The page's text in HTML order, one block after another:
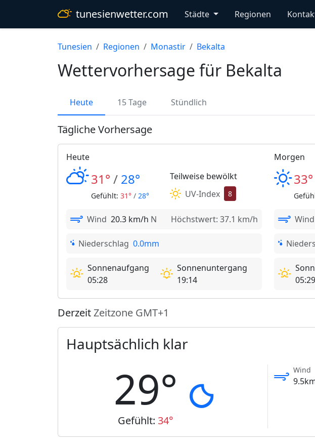
tunesienwetter.com Städte Regionen
Tunesien Regionen Monastir Bekalta
Wettervorhersage für Bekalta
Heute 15 Tage Stündlich
Tägliche Vorhersage
Heute
31° / 28°
Gefühlt: 31° / 28°
Teilweise bewölkt
UV-Index
8
Wind 20.3 km/h N Höchstwert: 37.1 km/h
Niederschlag 0.0mm
Sonnenaufgang
05:28
Sonnenuntergang
19:14
Morgen
33°
Wind
05:29
DerzeitZeitzone GMT+1
Hauptsächlich klar
29°
Gefühlt: 34°
Wind